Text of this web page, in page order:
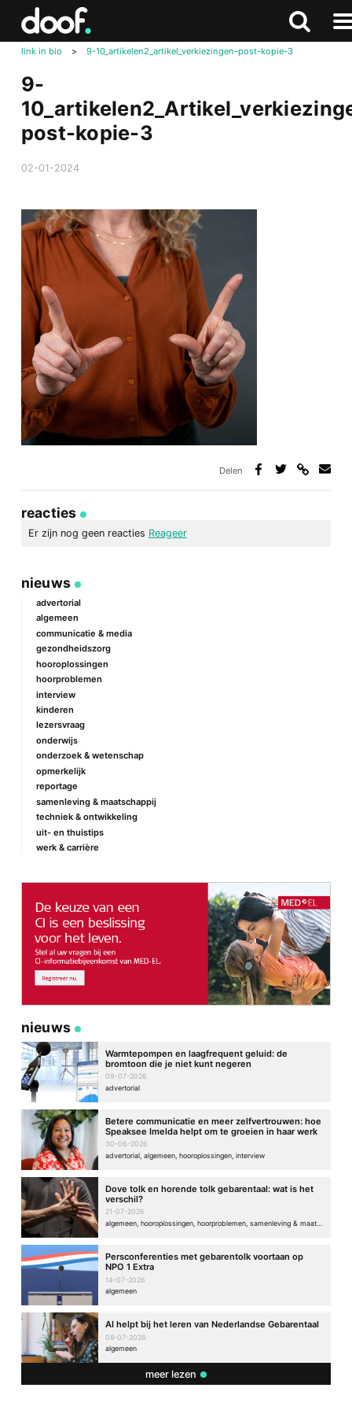
Zoeken
link in bio > 9-10_artikelen2_artikel_verkiezingen-post-kopie-3
9-
post-kopie-3
02-01-2024
Delen
reacties
Er zijn nog geen reacties Reageer
Je e-mailadres wordt niet gepubliceerd.
gemarkeerd met
*
Naam*
E-mail*
nieuws
advertorial
algemeen
communicatie & media
gezondheidszorg
hooroplossingen
hoorproblemen
interview
kinderen
lezersvraag
onderwijs
onderzoek & wetenschap
opmerkelijk
reportage
samenleving & maatschappij
techniek & ontwikkeling
uit- en thuistips
werk & carrière
nieuws
Warmtepompen en laagfrequent geluid: de
bromtoon die je niet kunt negeren
09-07-2026
advertorial
Betere communicatie en meer zelfvertrouwen: hoe
Speaksee Imelda helpt om te groeien in haar werk
30-06-2026
advertorial, algemeen, hooroplossingen, interview
Dove tolk en horende tolk gebarentaal: wat is het
verschil?
21-07-2026
Persconferenties met gebarentolk voortaan op
NPO 1 Extra
14-07-2026
algemeen
AI helpt bij het leren van Nederlandse Gebarentaal
08-07-2026
algemeen
meer lezen
Doof.nl
Zoeken